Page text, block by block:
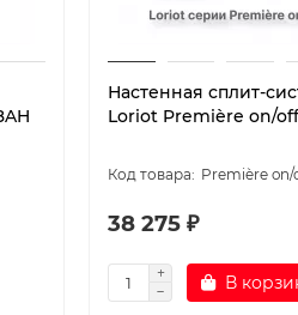
Настенная сплит-
Loriot Première on/off
Première on/
38 275 ₽
В